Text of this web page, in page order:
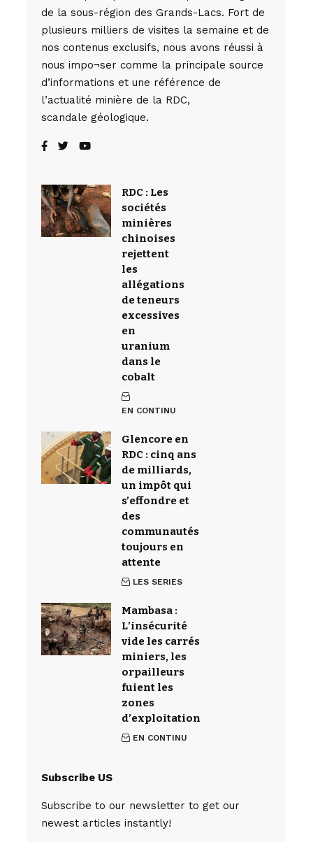
de la sous-région des Grands-Lacs. Fort de
plusieurs milliers de visites la semaine et de
nos contenus exclusifs, nous avons réussi à
nous impo¬ser comme la principale source
d’informations et une référence de
l’actualité minière de la RDC,
scandale géologique.
RDC : Les
sociétés
minières
chinoises
rejettent
les
allégations
de teneurs
excessives
en
uranium
dans le
cobalt
EN CONTINU
Glencore en
RDC : cinq ans
de milliards,
un impôt qui
s’effondre et
des
communautés
toujours en
attente
LES SERIES
Mambasa :
L’insécurité
vide les carrés
miniers, les
orpailleurs
fuient les
zones
d’exploitation
EN CONTINU
Subscribe US
Subscribe to our newsletter to get our
newest articles instantly!